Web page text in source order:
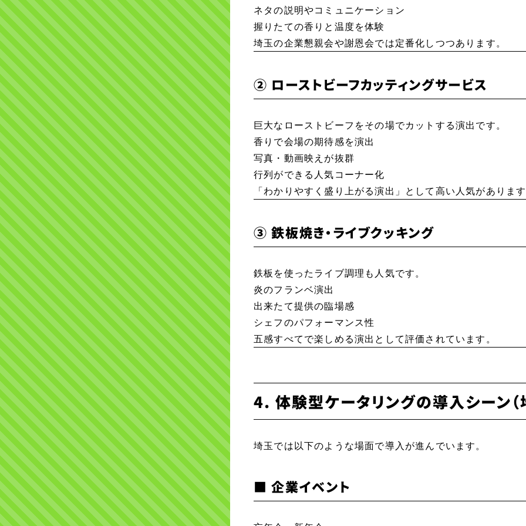
ネタの説明やコミュニケーション
握りたての香りと温度を体験
埼玉の企業懇親会や謝恩会では定番化しつつあります。
② ローストビーフカッティングサービス
巨大なローストビーフをその場でカットする演出です。
香りで会場の期待感を演出
写真・動画映えが抜群
行列ができる人気コーナー化
「わかりやすく盛り上がる演出」として高い人気がありま
③ 鉄板焼き・ライブクッキング
鉄板を使ったライブ調理も人気です。
炎のフランベ演出
出来たて提供の臨場感
シェフのパフォーマンス性
五感すべてで楽しめる演出として評価されています。
4. 体験型ケータリングの導入シーン（
埼玉では以下のような場面で導入が進んでいます。
■ 企業イベント